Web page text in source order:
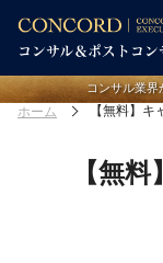
コンサル業界
ホーム 【無料】
【無